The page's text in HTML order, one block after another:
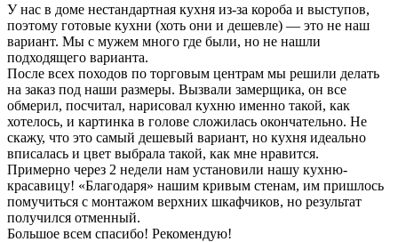
У нас в доме нестандартная кухня из-за короба и выступов,
поэтому готовые кухни (хоть они и дешевле) — это не наш
вариант. Мы с мужем много где были, но не нашли
подходящего варианта.
После всех походов по торговым центрам мы решили делать
на заказ под наши размеры. Вызвали замерщика, он все
обмерил, посчитал, нарисовал кухню именно такой, как
хотелось, и картинка в голове сложилась окончательно. Не
скажу, что это самый дешевый вариант, но кухня идеально
вписалась и цвет выбрала такой, как мне нравится.
Примерно через 2 недели нам установили нашу кухню-
красавицу! «Благодаря» нашим кривым стенам, им пришлось
помучиться с монтажом верхних шкафчиков, но результат
получился отменный.
Большое всем спасибо! Рекомендую!